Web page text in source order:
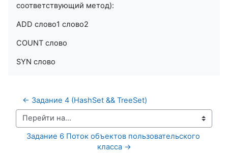
соответствующий метод):
ADD слово1 слово2
COUNT слово
SYN слово
← Задание 4 (HashSet && TreeSet)
Перейти на...
Задание 6 Поток объектов пользовательского
класса →